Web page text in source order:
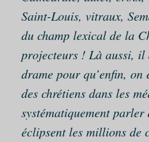
Saint-Louis, vitraux,
du champ lexical de la
projecteurs ! Là aussi,
drame pour qu’enfin, on
des chrétiens dans les
systématiquement
éclipsent les millions de